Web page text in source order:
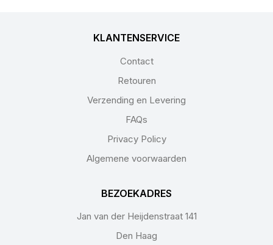
KLANTENSERVICE
Contact
Retouren
Verzending en Levering
FAQs
Privacy Policy
Algemene voorwaarden
BEZOEKADRES
Jan van der Heijdenstraat 141
Den Haag